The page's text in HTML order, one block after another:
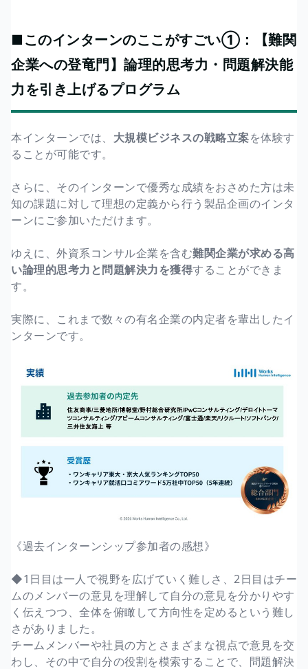
■このインターンのここがすごい①：【難関
企業への登竜門】論理的思考力・問題解決能
力を引き上げるプログラム
本インターンでは、 大規模ビジネスの戦略立案を体験す
ることが可能です。
さらに、そのインターンで優秀な成績をおさめた方は未
知の課題に対して理想の定義から行う製品企画のインタ
ーンにご参加いただけます。
ゆえに、外資系コンサル企業を含む難関企業が求める高
い論理的思考力と問題解決力を獲得することができま
す。
実際に、これまで数々の有名企業の内定者を輩出したイ
ンターンです。
《過去インターンシップ参加者の感想》
◆1日目は一人で視野を広げていく難しさ、2日目はチー
ムのメンバーの意見を理解して自分の意見を分かりやす
く伝えつつ、全体を俯瞰して方向性を定めるという難し
さがありました。
チームメンバーや社員の方とさまざまな視点で意見を交
わし、その中で自分の役割を模索することで、問題解決